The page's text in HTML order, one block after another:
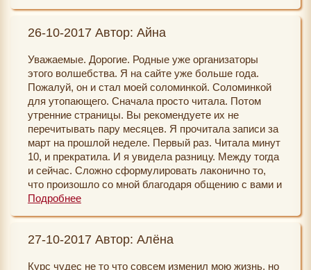
получится!
26-10-2017 Автор: Айна
Уважаемые. Дорогие. Родные уже организаторы
этого волшебства. Я на сайте уже больше года.
Пожалуй, он и стал моей соломинкой. Соломинкой
для утопающего. Сначала просто читала. Потом
утренние страницы. Вы рекомендуете их не
перечитывать пару месяцев. Я прочитала записи за
март на прошлой неделе. Первый раз. Читала минут
10, и прекратила. И я увидела разницу. Между тогда
и сейчас. Сложно сформулировать лаконично то,
что произошло со мной благодаря общению с вами и
этим сайтом. Вы помогли мне вернуться к жизни.
после прохождения марафона я оставила работу. )))
Подробнее
27-10-2017 Автор: Алёна
Курс чудес не то что совсем изменил мою жизнь, но